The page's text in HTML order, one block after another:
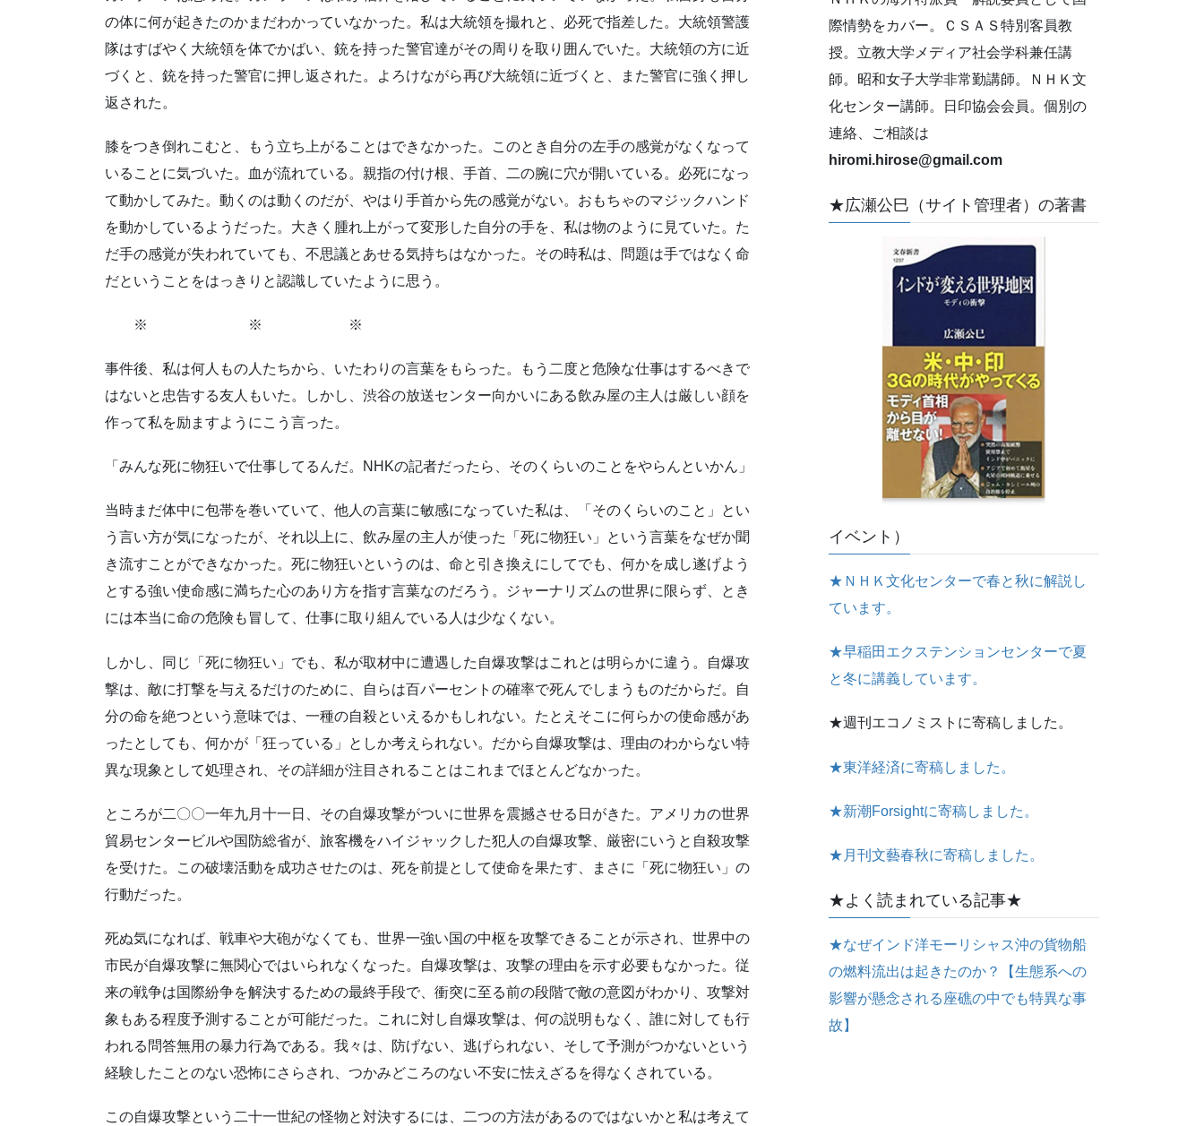
の体に何が起きたのかまだわかっていなかった。私は大統領を撮れと、必死で指差した。大統領警護
隊はすばやく大統領を体でかばい、銃を持った警官達がその周りを取り囲んでいた。大統領の方に近
づくと、銃を持った警官に押し返された。よろけながら再び大統領に近づくと、また警官に強く押し
返された。
膝をつき倒れこむと、もう立ち上がることはできなかった。このとき自分の左手の感覚がなくなって
いることに気づいた。血が流れている。親指の付け根、手首、二の腕に穴が開いている。必死になっ
て動かしてみた。動くのは動くのだが、やはり手首から先の感覚がない。おもちゃのマジックハンド
を動かしているようだった。大きく腫れ上がって変形した自分の手を、私は物のように見ていた。た
だ手の感覚が失われていても、不思議とあせる気持ちはなかった。その時私は、問題は手ではなく命
だということをはっきりと認識していたように思う。
※ ※ ※
事件後、私は何人もの人たちから、いたわりの言葉をもらった。もう二度と危険な仕事はするべきで
はないと忠告する友人もいた。しかし、渋谷の放送センター向かいにある飲み屋の主人は厳しい顔を
作って私を励ますようにこう言った。
「みんな死に物狂いで仕事してるんだ。NHKの記者だったら、そのくらいのことをやらんといかん」
当時まだ体中に包帯を巻いていて、他人の言葉に敏感になっていた私は、「そのくらいのこと」とい
う言い方が気になったが、それ以上に、飲み屋の主人が使った「死に物狂い」という言葉をなぜか聞
き流すことができなかった。死に物狂いというのは、命と引き換えにしてでも、何かを成し遂げよう
とする強い使命感に満ちた心のあり方を指す言葉なのだろう。ジャーナリズムの世界に限らず、とき
には本当に命の危険も冒して、仕事に取り組んでいる人は少なくない。
しかし、同じ「死に物狂い」でも、私が取材中に遭遇した自爆攻撃はこれとは明らかに違う。自爆攻
撃は、敵に打撃を与えるだけのために、自らは百パーセントの確率で死んでしまうものだからだ。自
分の命を絶つという意味では、一種の自殺といえるかもしれない。たとえそこに何らかの使命感があ
ったとしても、何かが「狂っている」としか考えられない。だから自爆攻撃は、理由のわからない特
異な現象として処理され、その詳細が注目されることはこれまでほとんどなかった。
ところが二〇〇一年九月十一日、その自爆攻撃がついに世界を震撼させる日がきた。アメリカの世界
貿易センタービルや国防総省が、旅客機をハイジャックした犯人の自爆攻撃、厳密にいうと自殺攻撃
を受けた。この破壊活動を成功させたのは、死を前提として使命を果たす、まさに「死に物狂い」の
行動だった。
死ぬ気になれば、戦車や大砲がなくても、世界一強い国の中枢を攻撃できることが示され、世界中の
市民が自爆攻撃に無関心ではいられなくなった。自爆攻撃は、攻撃の理由を示す必要もなかった。従
来の戦争は国際紛争を解決するための最終手段で、衝突に至る前の段階で敵の意図がわかり、攻撃対
象もある程度予測することが可能だった。これに対し自爆攻撃は、何の説明もなく、誰に対しても行
われる問答無用の暴力行為である。我々は、防げない、逃げられない、そして予測がつかないという
経験したことのない恐怖にさらされ、つかみどころのない不安に怯えざるを得なくされている。
この自爆攻撃という二十一世紀の怪物と対決するには、二つの方法があるのではないかと私は考えて
際情勢をカバー。ＣＳＡＳ特別客員教
授。立教大学メディア社会学科兼任講
師。昭和女子大学非常勤講師。ＮＨＫ文
化センター講師。日印協会会員。個別の
連絡、ご相談は
hiromi.hirose@gmail.com
★広瀬公巳（サイト管理者）の著書
イベント）
★ＮＨＫ文化センターで春と秋に解説し
ています。
★早稲田エクステンションセンターで夏
と冬に講義しています。
★週刊エコノミストに寄稿しました。
★東洋経済に寄稿しました。
★新潮Forsightに寄稿しました。
★月刊文藝春秋に寄稿しました。
★よく読まれている記事★
★なぜインド洋モーリシャス沖の貨物船
の燃料流出は起きたのか？【生態系への
影響が懸念される座礁の中でも特異な事
故】